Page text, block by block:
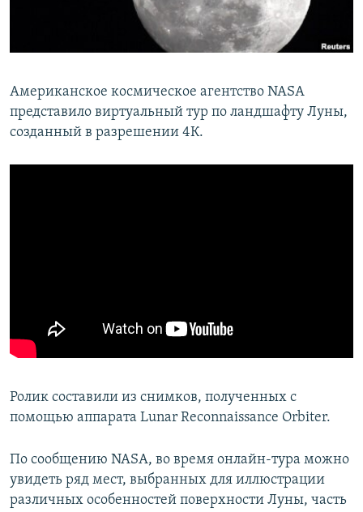
ПОБЕДИТЕЛЕЙ НЕ СУДЯТ?
УКРАИНСКАЯ ПРОБЛЕМА КРЫМА
Все сайты RFE/RL
Американское космическое агентство NASA
представило виртуальный тур по ландшафту Луны,
созданный в разрешении 4К.
Ролик составили из снимков, полученных с
помощью аппарата Lunar Reconnaissance Orbiter.
По сообщению NASA, во время онлайн-тура можно
увидеть ряд мест, выбранных для иллюстрации
различных особенностей поверхности Луны, часть